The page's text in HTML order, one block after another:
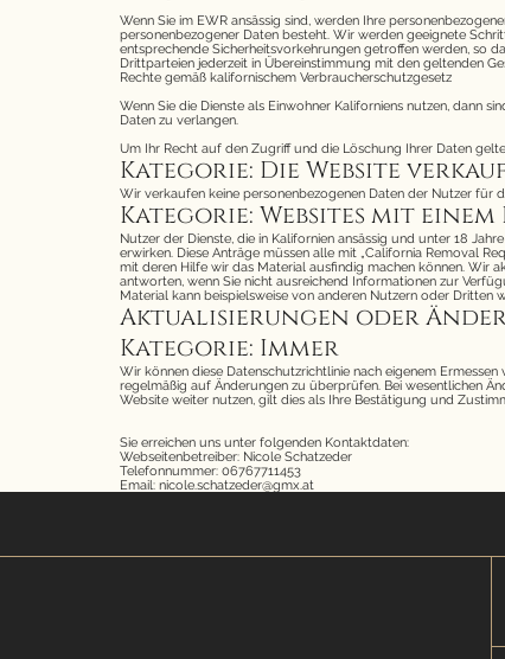
Wenn Sie im EWR ansässig sind, werden Ihre
personenbezogener Daten besteht. Wir werden geeignete
entsprechende Sicherheitsvorkehrungen getroffen werden, so
Drittparteien jederzeit in Übereinstimmung mit den geltenden
Rechte gemäß kalifornischem Verbraucherschutzgesetz
Wenn Sie die Dienste als Einwohner Kaliforniens nutzen, dann
Daten zu verlangen.
Um Ihr Recht auf den Zugriff und die Löschung Ihrer Daten
Kategorie: Die Website
Wir verkaufen keine personenbezogenen Daten der Nutzer für
Kategorie: Websites mit
Nutzer der Dienste, die in Kalifornien ansässig und unter 18
erwirken. Diese Anträge müssen alle mit „California Removal
mit deren Hilfe wir das Material ausfindig machen können. Wir
antworten, wenn Sie nicht ausreichend Informationen zur
Material kann beispielsweise von anderen Nutzern oder
Aktualisierungen oder
Kategorie: Immer
Wir können diese Datenschutzrichtlinie nach eigenem
regelmäßig auf Änderungen zu überprüfen. Bei wesentlichen
Website weiter nutzen, gilt dies als Ihre Bestätigung und
Sie erreichen uns unter folgenden Kontaktdaten:
Webseitenbetreiber: Nicole Schatzeder
Telefonnummer: 06767711453
Email: nicole.schatzeder@gmx.at